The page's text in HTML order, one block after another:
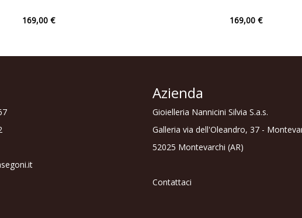
169,00 € 169,00 €
Azienda
Gioielleria Nannicini Silvia S.a.s.
Galleria via dell'Oleandro, 37 -
52025 Montevarchi (AR)
Contattaci